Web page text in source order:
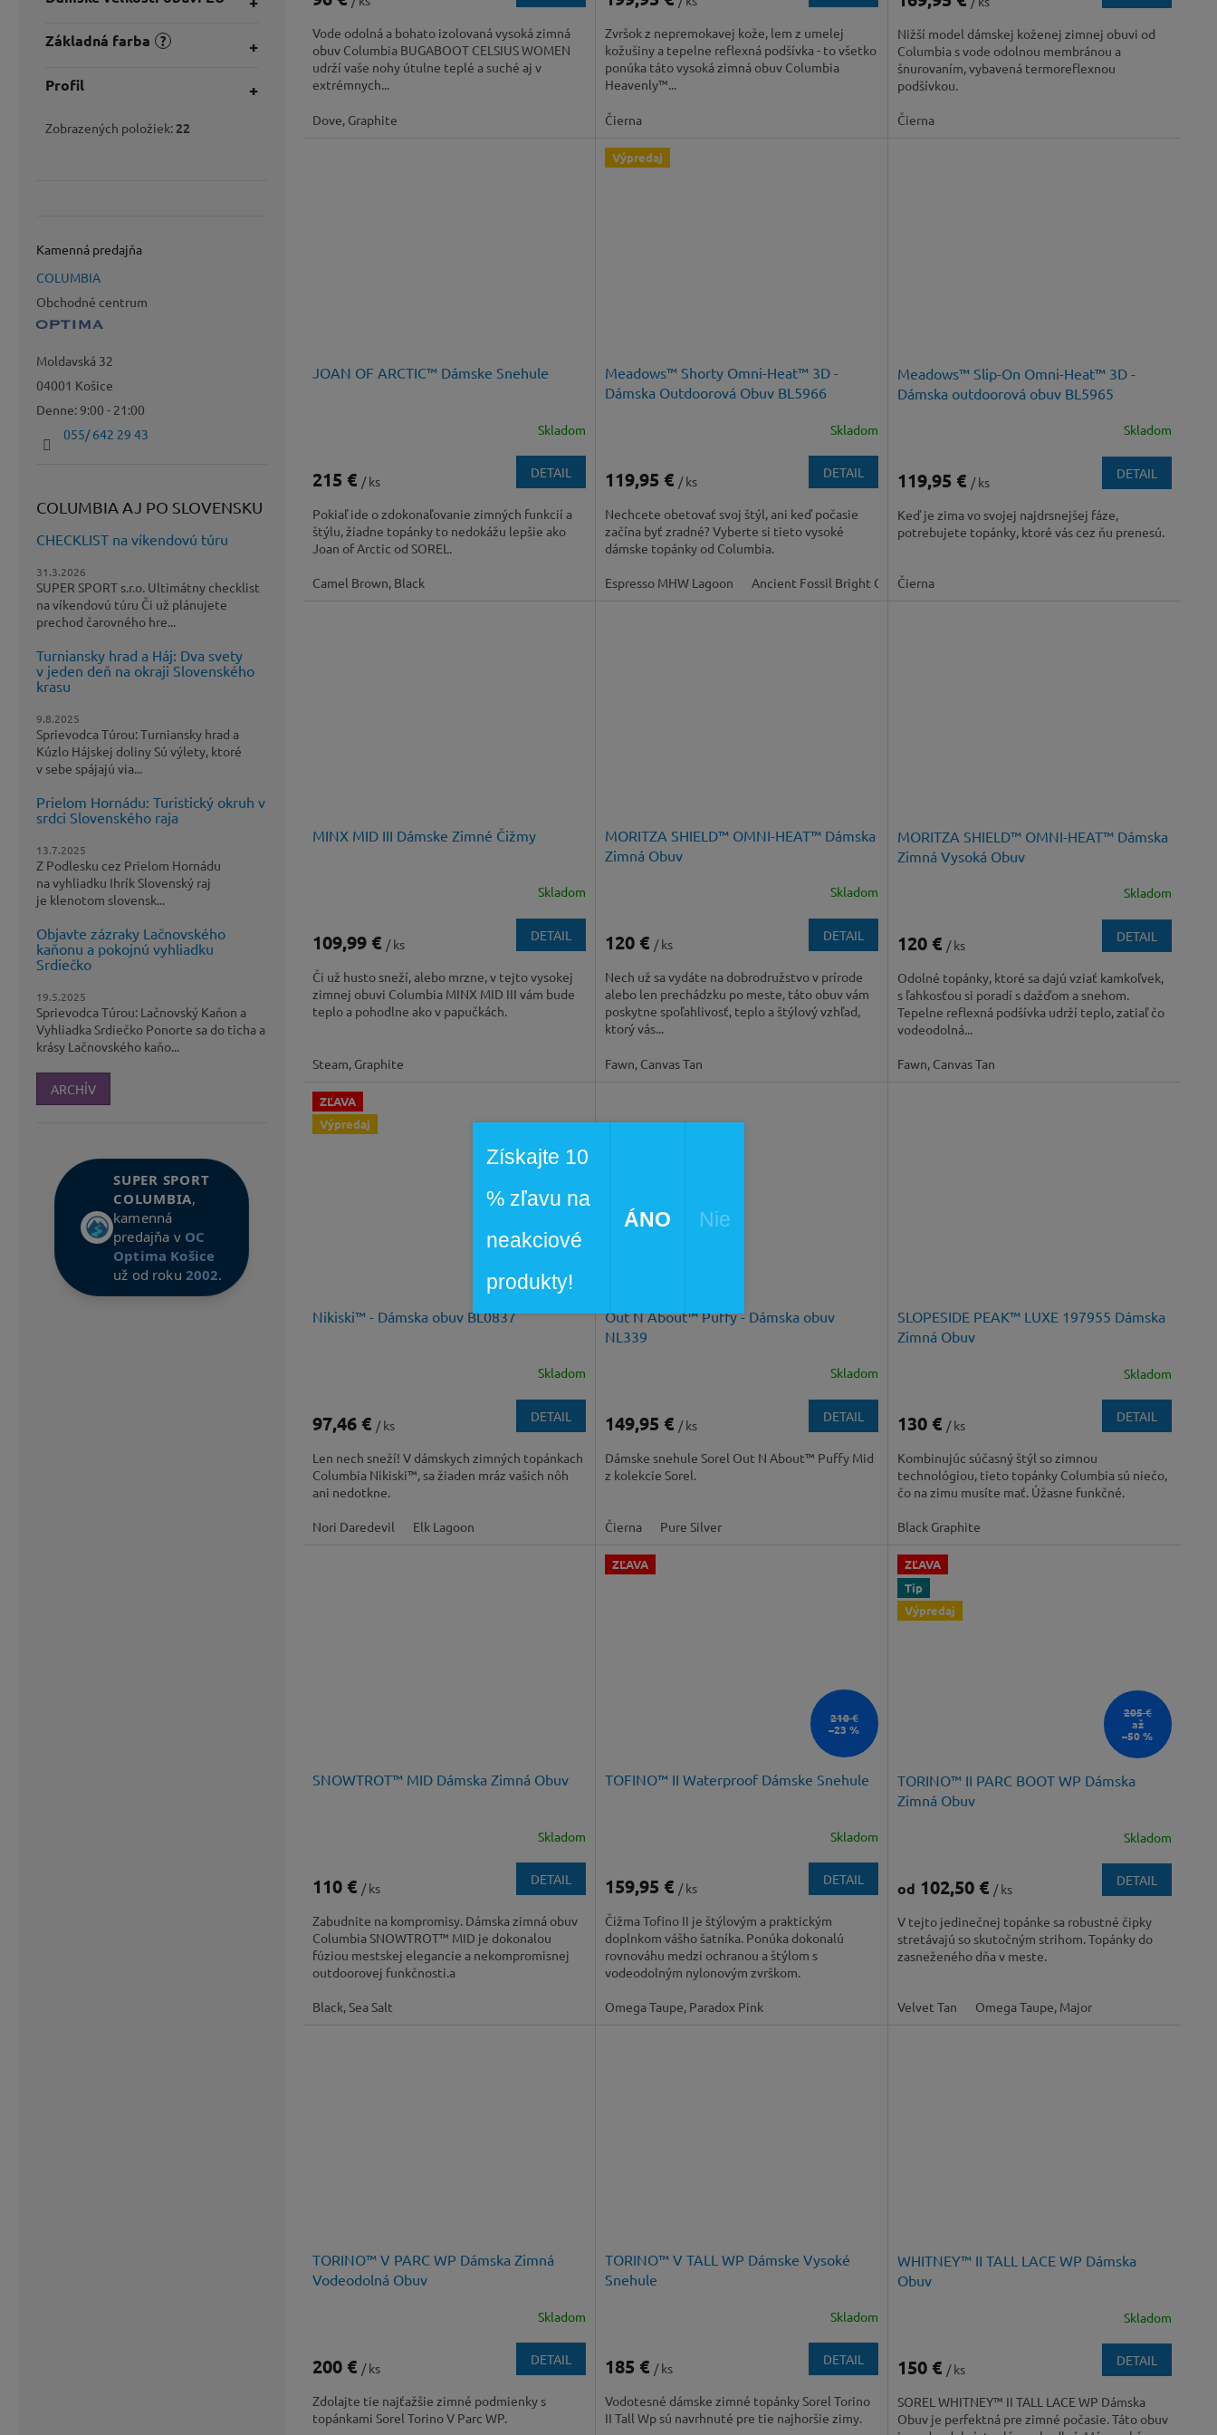
Základná farba ?
Profil
Zobrazených položiek:22
Kamenná predajňa
COLUMBIA
Obchodné centrum
Moldavská 32
04001 Košice
Denne: 9:00 - 21:00
055/ 642 29 43
COLUMBIA AJ PO SLOVENSKU
CHECKLIST na víkendovú túru
31.3.2026
SUPER SPORT s.r.o. Ultimátny checklist
na víkendovú túru Či už plánujete
prechod čarovného hre...
Turniansky hrad a Háj: Dva svety
v jeden deň na okraji Slovenského
krasu
9.8.2025
Sprievodca Túrou: Turniansky hrad a
Kúzlo Hájskej doliny Sú výlety, ktoré
v sebe spájajú via...
Prielom Hornádu: Turistický okruh v
srdci Slovenského raja
13.7.2025
Z Podlesku cez Prielom Hornádu
na vyhliadku Ihrík Slovenský raj
je klenotom slovensk...
Objavte zázraky Lačnovského
kaňonu a pokojnú vyhliadku
Srdiečko
19.5.2025
Sprievodca Túrou: Lačnovský Kaňon a
Vyhliadka Srdiečko Ponorte sa do ticha a
krásy Lačnovského kaňo...
ARCHÍV
SUPER SPORT
COLUMBIA,
kamenná
predajňa v OC
Optima Košice
už od roku 2002.
Vode odolná a bohato izolovaná vysoká zimná
obuv Columbia BUGABOOT CELSIUS WOMEN
udrží vaše nohy útulne teplé a suché aj v
extrémnych...
Dove, Graphite
Zvršok z nepremokavej kože, lem z umelej
kožušiny a tepelne reflexná podšívka - to všetko
ponúka táto vysoká zimná obuv Columbia
Heavenly™...
Čierna
Nižší model dámskej koženej zimnej obuvi od
Columbia s vode odolnou membránou a
šnurovaním, vybavená termoreflexnou
podšívkou.
Čierna
JOAN OF ARCTIC™ Dámske Snehule
Skladom
215 € / ks
DETAIL
Pokiaľ ide o zdokonaľovanie zimných funkcií a
štýlu, žiadne topánky to nedokážu lepšie ako
Joan of Arctic od SOREL.
Camel Brown, Black
Výpredaj
Meadows™ Shorty Omni-Heat™ 3D -
Dámska Outdoorová Obuv BL5966
Skladom
119,95 € / ks
DETAIL
Nechcete obetovať svoj štýl, ani keď počasie
začína byť zradné? Vyberte si tieto vysoké
dámske topánky od Columbia.
Espresso MHW Lagoon Ancient Fossil Bright Copper TI Grey Steel Marsala Red
Meadows™ Slip-On Omni-Heat™ 3D -
Dámska outdoorová obuv BL5965
Skladom
119,95 € / ks
DETAIL
Keď je zima vo svojej najdrsnejšej fáze,
potrebujete topánky, ktoré vás cez ňu prenesú.
Čierna
MINX MID III Dámske Zimné Čižmy
Skladom
109,99 € / ks
DETAIL
Či už husto sneží, alebo mrzne, v tejto vysokej
zimnej obuvi Columbia MINX MID III vám bude
teplo a pohodlne ako v papučkách.
Steam, Graphite
MORITZA SHIELD™ OMNI-HEAT™ Dámska
Zimná Obuv
Skladom
120 € / ks
DETAIL
Nech už sa vydáte na dobrodružstvo v prírode
alebo len prechádzku po meste, táto obuv vám
poskytne spoľahlivosť, teplo a štýlový vzhľad,
ktorý vás...
Fawn, Canvas Tan
MORITZA SHIELD™ OMNI-HEAT™ Dámska
Zimná Vysoká Obuv
Skladom
120 € / ks
DETAIL
Odolné topánky, ktoré sa dajú vziať kamkoľvek,
s ľahkosťou si poradí s dažďom a snehom.
Tepelne reflexná podšívka udrží teplo, zatiaľ čo
vodeodolná...
Fawn, Canvas Tan
ZĽAVA
Výpredaj
Nikiski™ - Dámska obuv BL0837
Skladom
97,46 € / ks
DETAIL
Len nech sneží! V dámskych zimných topánkach
Columbia Nikiski™, sa žiaden mráz vašich nôh
ani nedotkne.
Nori Daredevil Elk Lagoon
Out N About™ Puffy - Dámska obuv
NL339
Skladom
149,95 € / ks
DETAIL
Dámske snehule Sorel Out N About™ Puffy Mid
z kolekcie Sorel.
Čierna Pure Silver
SLOPESIDE PEAK™ LUXE 197955 Dámska
Zimná Obuv
Skladom
130 € / ks
DETAIL
Kombinujúc súčasný štýl so zimnou
technológiou, tieto topánky Columbia sú niečo,
čo na zimu musíte mať. Úžasne funkčné.
Black Graphite
SNOWTROT™ MID Dámska Zimná Obuv
Skladom
110 € / ks
DETAIL
Zabudnite na kompromisy. Dámska zimná obuv
Columbia SNOWTROT™ MID je dokonalou
fúziou mestskej elegancie a nekompromisnej
outdoorovej funkčnosti.a
Black, Sea Salt
ZĽAVA
210 €
–23 %
TOFINO™ II Waterproof Dámske Snehule
Skladom
159,95 € / ks
DETAIL
Čižma Tofino II je štýlovým a praktickým
doplnkom vášho šatníka. Ponúka dokonalú
rovnováhu medzi ochranou a štýlom s
vodeodolným nylonovým zvrškom.
Omega Taupe, Paradox Pink
ZĽAVA
Tip
Výpredaj
205 €
až
–50 %
TORINO™ II PARC BOOT WP Dámska
Zimná Obuv
Skladom
od 102,50 € / ks
DETAIL
V tejto jedinečnej topánke sa robustné čipky
stretávajú so skutočným strihom. Topánky do
zasneženého dňa v meste.
Velvet Tan Omega Taupe, Major
TORINO™ V PARC WP Dámska Zimná
Vodeodolná Obuv
Skladom
200 € / ks
DETAIL
Zdolajte tie najťažšie zimné podmienky s
topánkami Sorel Torino V Parc WP.
TORINO™ V TALL WP Dámske Vysoké
Snehule
Skladom
185 € / ks
DETAIL
Vodotesné dámske zimné topánky Sorel Torino
II Tall Wp sú navrhnuté pre tie najhoršie zimy.
WHITNEY™ II TALL LACE WP Dámska
Obuv
Skladom
150 € / ks
DETAIL
SOREL WHITNEY™ II TALL LACE WP Dámska
Obuv je perfektná pre zimné počasie. Táto obuv
Získajte 10
% zľavu na
neakciové
produkty!
ÁNO Nie